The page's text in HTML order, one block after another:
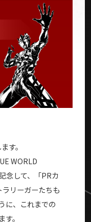
す。
WORLD
念して、「PRカ
リーガーたちも
に、これまでの
。